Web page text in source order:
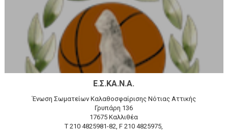
Ε.Σ.ΚΑ.Ν.Α.
Ένωση Σωματείων Καλαθοσφαίρισης Νότιας Αττικής
Γρυπάρη 136
17675 Καλλιθέα
T 210 4825981-82, F 210 4825975,